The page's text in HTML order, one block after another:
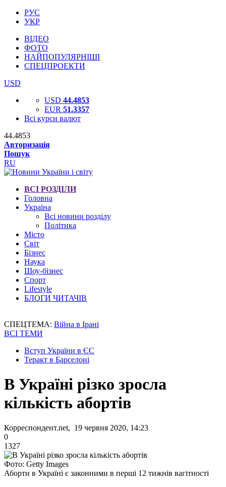
РУС
УКР
ВІДЕО
ФОТО
НАЙПОПУЛЯРНІШІ
СПЕЦПРОЕКТИ
USD
USD 44.4853
EUR 51.3357
Всі курси валют
44.4853
Авторизація
Пошук
RU
ВСІ РОЗДІЛИ
Головна
Україна
Всі новини розділу
Політика
Місто
Світ
Бізнес
Наука
Шоу-бізнес
Спорт
Lifestyle
БЛОГИ ЧИТАЧІВ
СПЕЦТЕМА: Війна в Ірані
ВСІ ТЕМИ
Вступ України в ЄС
Теракт в Барселоні
В Україні різко зросла
кількість абортів
Корреспондент.net, 19 червня 2020, 14:23
0
1327
Фото: Getty Images
Аборти в Україні є законними в перші 12 тижнів вагітності